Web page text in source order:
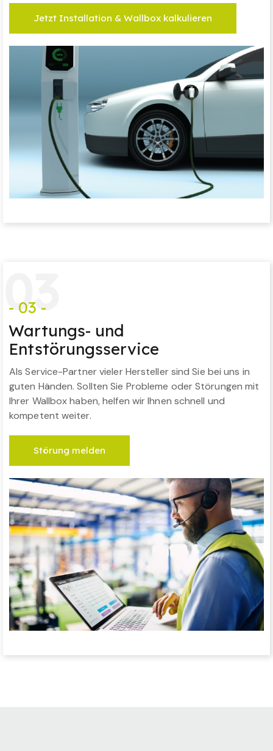
Jetzt Installation & Wallbox kalkulieren
03
- 03 -
Wartungs- und
Entstörungsservice
Als Service-Partner vieler Hersteller sind Sie bei uns in
guten Händen. Sollten Sie Probleme oder Störungen mit
Ihrer Wallbox haben, helfen wir Ihnen schnell und
kompetent weiter.
Störung melden